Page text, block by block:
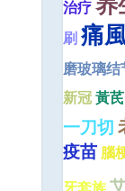
治疗
刷痛
磨玻璃结
新冠黃芪
一刀切
疫苗 腦
牙套族